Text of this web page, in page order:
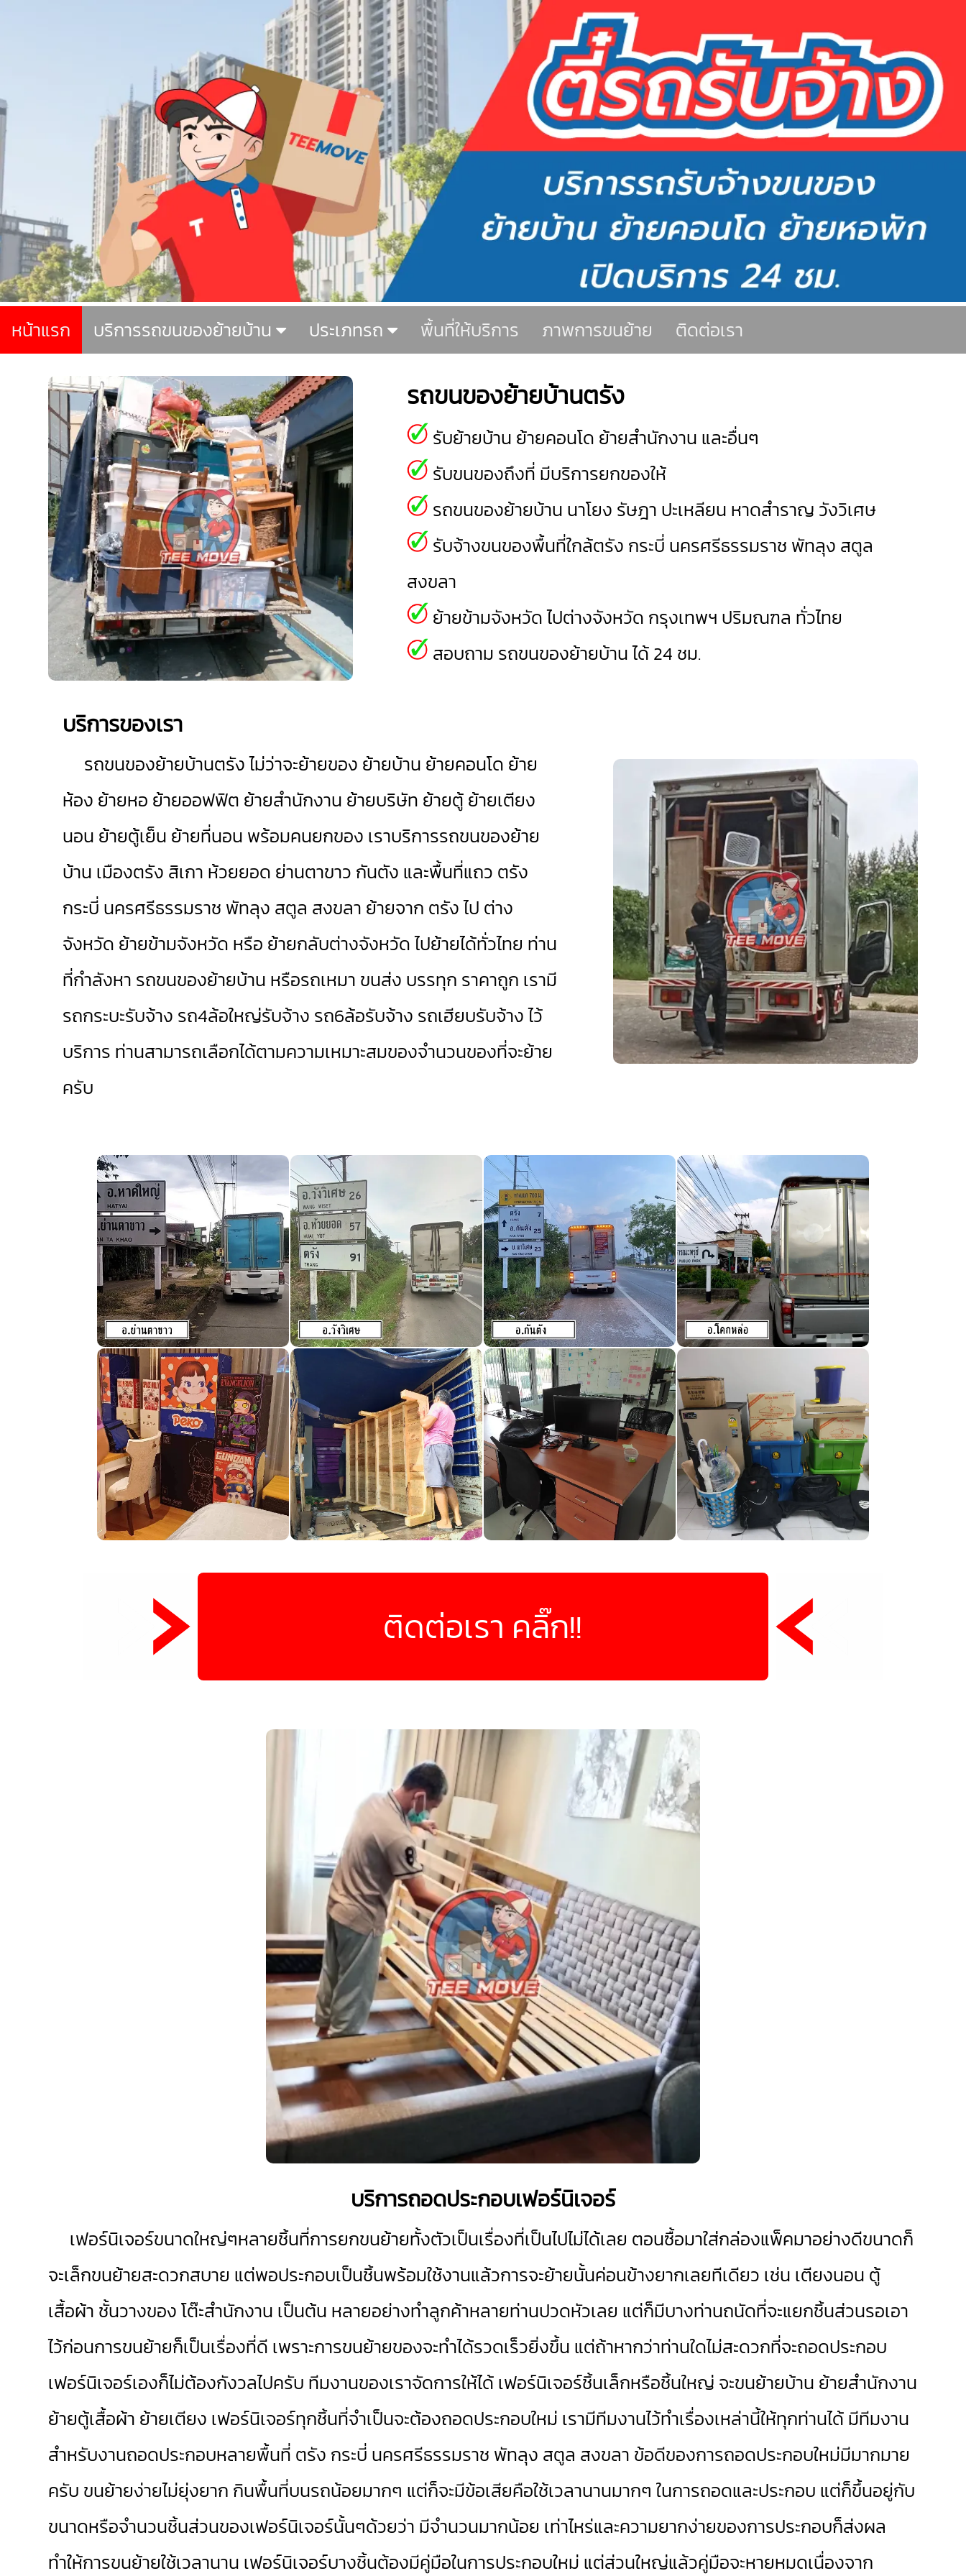
หน้าแรก บริการรถขนของย้ายบ้าน ประเภทรถ พื้นที่ให้บริการ ภาพการขนย้าย ติดต่อเรา
รถขนของย้ายบ้านตรัง
รับย้ายบ้าน ย้ายคอนโด ย้ายสำนักงาน และอื่นๆ
รับขนของถึงที่ มีบริการยกของให้
รถขนของย้ายบ้าน นาโยง รัษฎา ปะเหลียน หาดสำราญ วังวิเศษ
รับจ้างขนของพื้นที่ใกล้ตรัง กระบี่ นครศรีธรรมราช พัทลุง สตูล
สงขลา
ย้ายข้ามจังหวัด ไปต่างจังหวัด กรุงเทพฯ ปริมณฑล ทั่วไทย
สอบถาม รถขนของย้ายบ้าน ได้ 24 ชม.
บริการของเรา
รถขนของย้ายบ้านตรังไม่ว่าจะย้ายของ ย้ายบ้าน ย้ายคอนโด ย้าย
ห้อง ย้ายหอ ย้ายออฟฟิต ย้ายสำนักงาน ย้ายบริษัท ย้ายตู้ ย้ายเตียง
นอน ย้ายตู้เย็น ย้ายที่นอน พร้อมคนยกของ เราบริการรถขนของย้าย
บ้าน เมืองตรัง สิเกา ห้วยยอด ย่านตาขาว กันตัง และพื้นที่แถว ตรัง
กระบี่ นครศรีธรรมราช พัทลุง สตูล สงขลา ย้ายจาก ตรัง ไป ต่าง
จังหวัด ย้ายข้ามจังหวัด หรือ ย้ายกลับต่างจังหวัด ไปย้ายได้ทั่วไทย ท่าน
ที่กำลังหา รถขนของย้ายบ้าน หรือรถเหมา ขนส่ง บรรทุก ราคาถูก เรามี
รถกระบะรับจ้าง รถ4ล้อใหญ่รับจ้าง รถ6ล้อรับจ้าง รถเฮียบรับจ้างไว้
บริการ ท่านสามารถเลือกได้ตามความเหมาะสมของจำนวนของที่จะย้าย
ครับ
ติดต่อเรา คลิ๊ก!!
บริการถอดประกอบเฟอร์นิเจอร์
เฟอร์นิเจอร์ขนาดใหญ่ๆหลายชิ้นที่การยกขนย้ายทั้งตัวเป็นเรื่องที่เป็นไปไม่ได้เลย ตอนซื้อมาใส่กล่องแพ็คมาอย่างดีขนาดก็
จะเล็กขนย้ายสะดวกสบาย แต่พอประกอบเป็นชิ้นพร้อมใช้งานแล้วการจะย้ายนั้นค่อนข้างยากเลยทีเดียว เช่น เตียงนอน ตู้
เสื้อผ้า ชั้นวางของ โต๊ะสำนักงาน เป็นต้น หลายอย่างทำลูกค้าหลายท่านปวดหัวเลย แต่ก็มีบางท่านถนัดที่จะแยกชิ้นส่วนรอเอา
ไว้ก่อนการขนย้ายก็เป็นเรื่องที่ดี เพราะการขนย้ายของจะทำได้รวดเร็วยิ่งขึ้น แต่ถ้าหากว่าท่านใดไม่สะดวกที่จะถอดประกอบ
เฟอร์นิเจอร์เองก็ไม่ต้องกังวลไปครับ ทีมงานของเราจัดการให้ได้ เฟอร์นิเจอร์ชิ้นเล็กหรือชิ้นใหญ่ จะขนย้ายบ้าน ย้ายสำนักงาน
ย้ายตู้เสื้อผ้า ย้ายเตียง เฟอร์นิเจอร์ทุกชิ้นที่จำเป็นจะต้องถอดประกอบใหม่ เรามีทีมงานไว้ทำเรื่องเหล่านี้ให้ทุกท่านได้ มีทีมงาน
สำหรับงานถอดประกอบหลายพื้นที่ ตรัง กระบี่ นครศรีธรรมราช พัทลุง สตูล สงขลา ข้อดีของการถอดประกอบใหม่มีมากมาย
ครับ ขนย้ายง่ายไม่ยุ่งยาก กินพื้นที่บนรถน้อยมากๆ แต่ก็จะมีข้อเสียคือใช้เวลานานมากๆ ในการถอดและประกอบ แต่ก็ขึ้นอยู่กับ
ขนาดหรือจำนวนชิ้นส่วนของเฟอร์นิเจอร์นั้นๆด้วยว่า มีจำนวนมากน้อย เท่าไหร่และความยากง่ายของการประกอบก็ส่งผล
ทำให้การขนย้ายใช้เวลานาน เฟอร์นิเจอร์บางชิ้นต้องมีคู่มือในการประกอบใหม่ แต่ส่วนใหญ่แล้วคู่มือจะหายหมดเนื่องจาก